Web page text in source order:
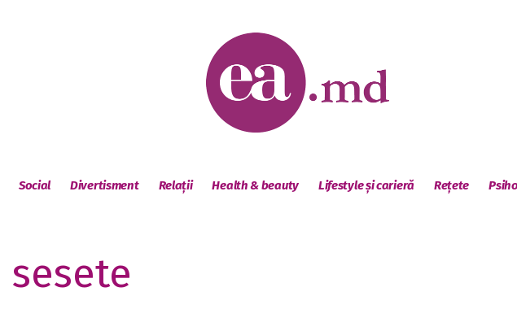
Social Divertisment Relații Health & beauty Lifestyle și carieră Rețete
sesete